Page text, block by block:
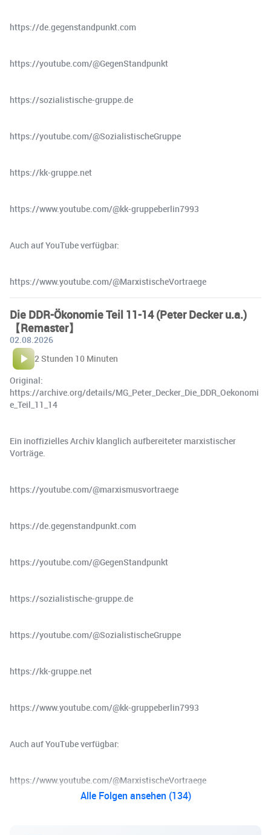
https://de.gegenstandpunkt.com
https://youtube.com/@GegenStandpunkt
https://sozialistische-gruppe.de
https://youtube.com/@SozialistischeGruppe
https://kk-gruppe.net
https://www.youtube.com/@kk-gruppeberlin7993
Auch auf YouTube verfügbar:
https://www.youtube.com/@MarxistischeVortraege
Die DDR-Ökonomie Teil 11-14 (Peter Decker u.a.)
【Remaster】
02.08.2026
2 Stunden 10 Minuten
Original:
https://archive.org/details/MG_Peter_Decker_Die_DDR_Oekonomi
e_Teil_11_14
Ein inoffizielles Archiv klanglich aufbereiteter marxistischer
Vorträge.
https://youtube.com/@marxismusvortraege
https://de.gegenstandpunkt.com
https://youtube.com/@GegenStandpunkt
https://sozialistische-gruppe.de
https://youtube.com/@SozialistischeGruppe
https://kk-gruppe.net
https://www.youtube.com/@kk-gruppeberlin7993
Auch auf YouTube verfügbar:
https://www.youtube.com/@MarxistischeVortraege
Alle Folgen ansehen (134)